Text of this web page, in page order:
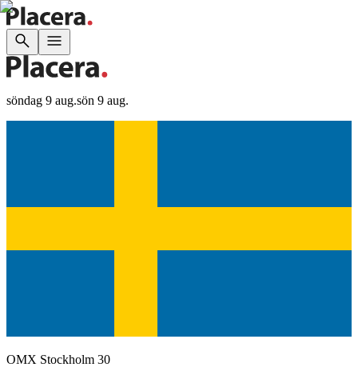
söndag 9 aug.sön 9 aug.
OMX Stockholm 30